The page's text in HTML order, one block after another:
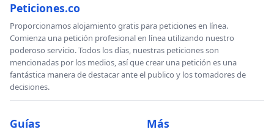
Peticiones.co
Proporcionamos alojamiento gratis para peticiones en línea.
Comienza una petición profesional en línea utilizando nuestro
poderoso servicio. Todos los días, nuestras peticiones son
mencionadas por los medios, así que crear una petición es una
fantástica manera de destacar ante el publico y los tomadores de
decisiones.
Guías Más